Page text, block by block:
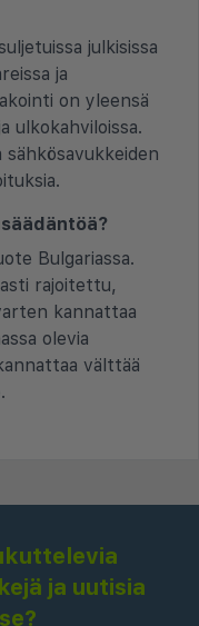
julkisissa
ja
on yleensä
ulkokahviloissa.
Bulgariassa.
rajoitettu,
kannattaa
olevia
välttää
ja uutisia